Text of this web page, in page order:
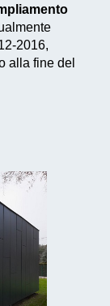
2016,
alla fine del